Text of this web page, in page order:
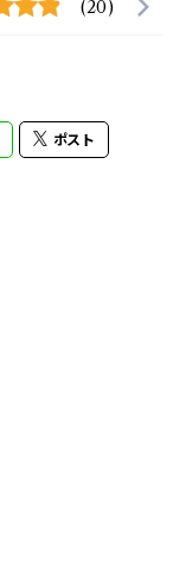
(20)
ポスト